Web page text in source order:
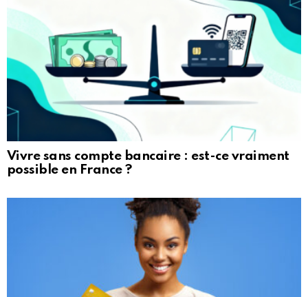
Vivre sans compte bancaire : est-ce vraiment
possible en France ?